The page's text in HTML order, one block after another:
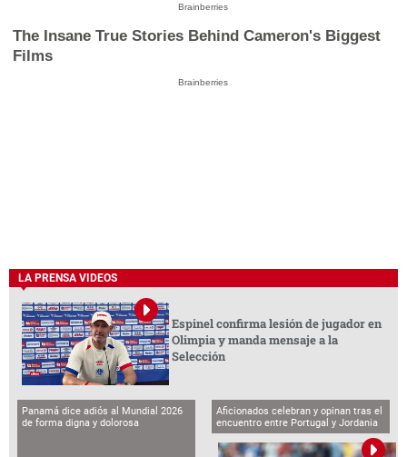
Brainberries
The Insane True Stories Behind Cameron's Biggest
Films
Brainberries
LA PRENSA VIDEOS
Espinel confirma lesión de jugador en
Olimpia y manda mensaje a la
Selección
Panamá dice adiós al Mundial 2026
de forma digna y dolorosa
Aficionados celebran y opinan tras el
encuentro entre Portugal y Jordania